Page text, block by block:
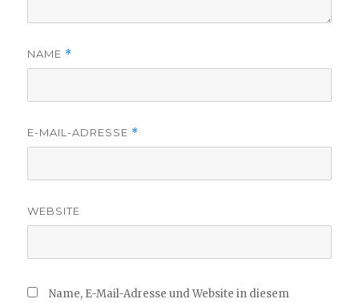
NAME *
E-MAIL-ADRESSE *
WEBSITE
Name, E-Mail-Adresse und Website in diesem